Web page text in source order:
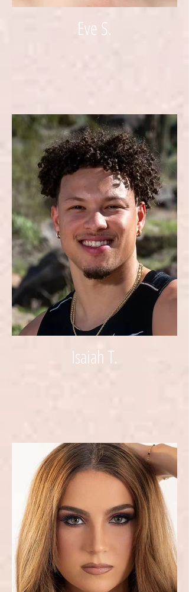
Eve S.
Isaiah T.